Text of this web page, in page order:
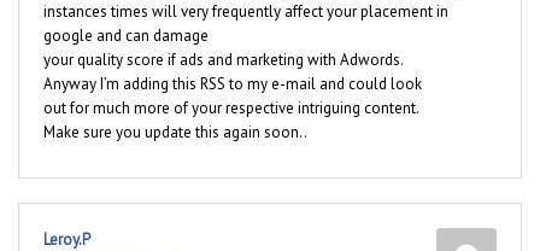
instances times will very frequently affect your placement in
google and can damage
your quality score if ads and marketing with Adwords.
Anyway I’m adding this RSS to my e-mail and could look
out for much more of your respective intriguing content.
Make sure you update this again soon..
Leroy.P